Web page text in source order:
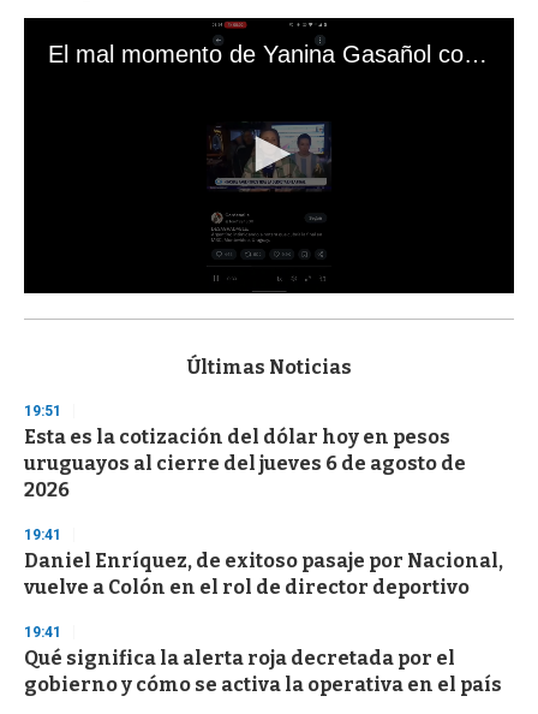
El mal momento de Yanina Gasañol con un hincha argentino en "Subrayado"
s
d
s
o
f
3
s
e
c
o
d
s
Últimas Noticias
19:51
Esta es la cotización del dólar hoy en pesos
uruguayos al cierre del jueves 6 de agosto de
2026
19:41
Daniel Enríquez, de exitoso pasaje por Nacional,
vuelve a Colón en el rol de director deportivo
19:41
Qué significa la alerta roja decretada por el
gobierno y cómo se activa la operativa en el país